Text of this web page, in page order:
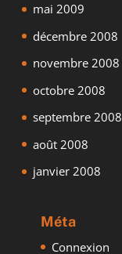
mai 2009
décembre 2008
novembre 2008
octobre 2008
septembre 2008
août 2008
janvier 2008
Méta
Connexion